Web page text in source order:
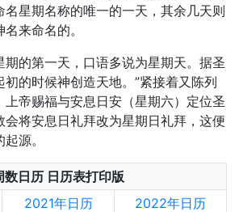
名星期名称的唯一的一天，其余几天则
来命名的。
期的第一天，口语多说为星期天。据圣
的时候神创造天地。”紧接着又陈列
上帝赐福与安息日安（星期六）定位圣
会将安息日礼拜改为星期日礼拜，这便
源。
数日历 日历表打印版
2021年日历
2022年日历